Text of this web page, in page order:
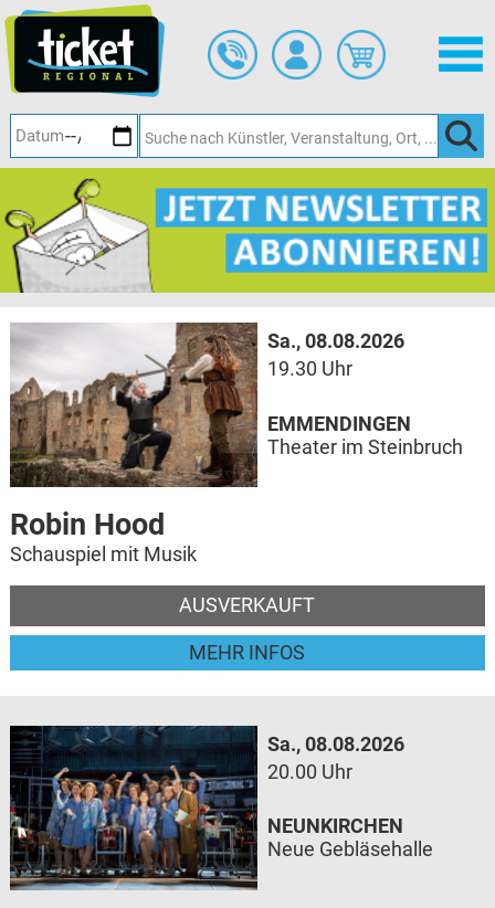
Hauptinhalt
springen
Sa., 08.08.2026
19.30 Uhr
Robin Hood
Schauspiel mit Musik
AUSVERKAUFT
MEHR INFOS
EMMENDINGEN
Theater im Steinbruch
Sa., 08.08.2026
20.00 Uhr
NEUNKIRCHEN
Neue Gebläsehalle